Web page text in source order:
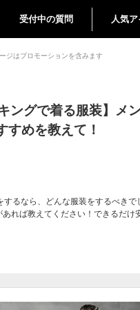
受付中の質問 人気
ジはプロモーションを含みます
ングで着る服装】メ
すめを教えて！
るなら、どんな服装をするべきで
れば教えてください！できるだけ